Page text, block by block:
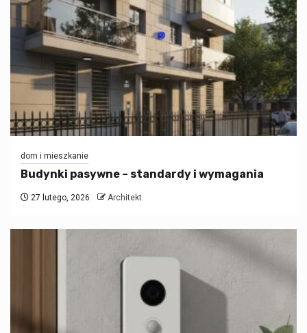
dom i mieszkanie
Budynki pasywne – standardy i wymagania
27 lutego, 2026 Architekt